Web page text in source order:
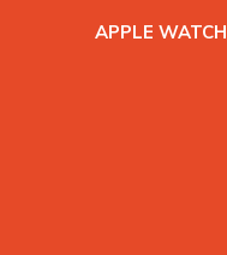
APPLE WATCH